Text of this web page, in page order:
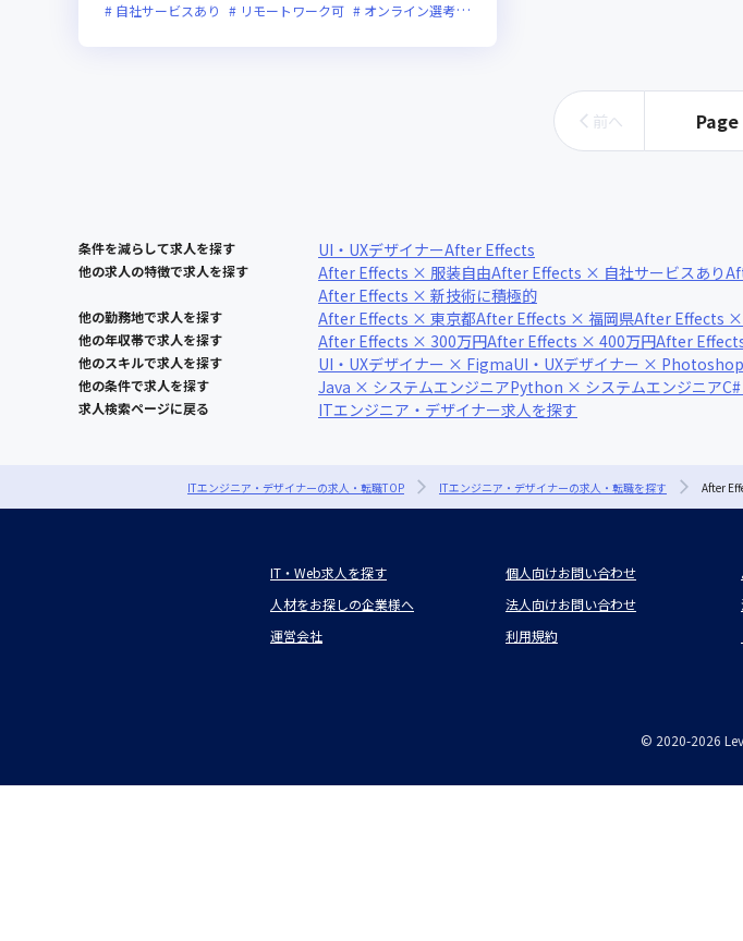
自社サービスあり
リモートワーク可 オンライン選考可
前へ Page
条件を減らして求人を探す UI・UXデザイナーAfter Effects
他の求人の特徴で求人を探す After Effects × 服装自由After Effects × 自社サービスあり
After Effects × 新技術に積極的
他の勤務地で求人を探す After Effects × 東京都After Effects × 福岡県After Effects ×
他の年収帯で求人を探す After Effects × 300万円After Effects × 400万円After
他のスキルで求人を探す UI・UXデザイナー × FigmaUI・UXデザイナー × Photoshop
他の条件で求人を探す Java × システムエンジニアPython × システムエンジニア
求人検索ページに戻る ITエンジニア・デザイナー求人を探す
ITエンジニア・デザイナーの求人・転職TOP ITエンジニア・デザイナーの求人・転職を探す After
IT・Web求人を探す 個人向けお問い合わせ
人材をお探しの企業様へ
法人向けお問い合わせ
運営会社
利用規約
© 2020-2026